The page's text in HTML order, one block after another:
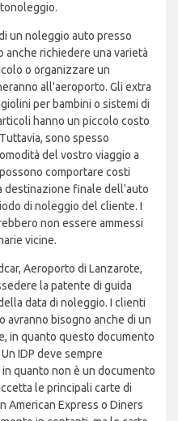
un noleggio auto presso
richiedere una varietà
o organizzare un
all'aeroporto. Gli extra
per bambini o sistemi di
hanno un piccolo costo
sono spesso
del vostro viaggio a
comportare costi
destinazione finale dell'auto
di noleggio del cliente. I
non essere ammessi
vicine.
Aeroporto di Lanzarote,
la patente di guida
data di noleggio. I clienti
avranno bisogno anche di un
in quanto questo documento
IDP deve sempre
quanto non è un documento
le principali carte di
American Express o Diners